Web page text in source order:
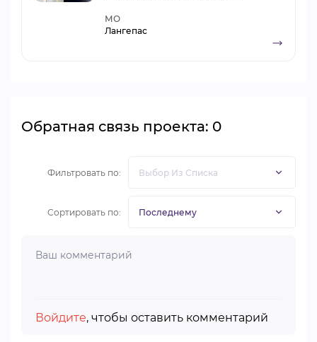
МО
Лангепас
Обратная связь проекта: 0
Фильтровать по:
Сортировать по:
Войдите, чтобы оставить комментарий